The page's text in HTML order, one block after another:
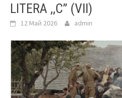
LITERA ,,C” (VII)
12 Май 2026 admin